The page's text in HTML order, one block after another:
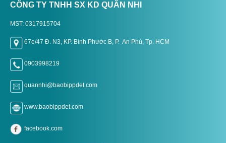
CÔNG TY TNHH SX KD QUÂN NHI
MST: 0317915704
67e/47 Đ. N3, KP. Bình Phước B, P. An Phú, Tp. HCM
0903998219
quannhi@baobippdet.com
www.baobippdet.com
facebook.com